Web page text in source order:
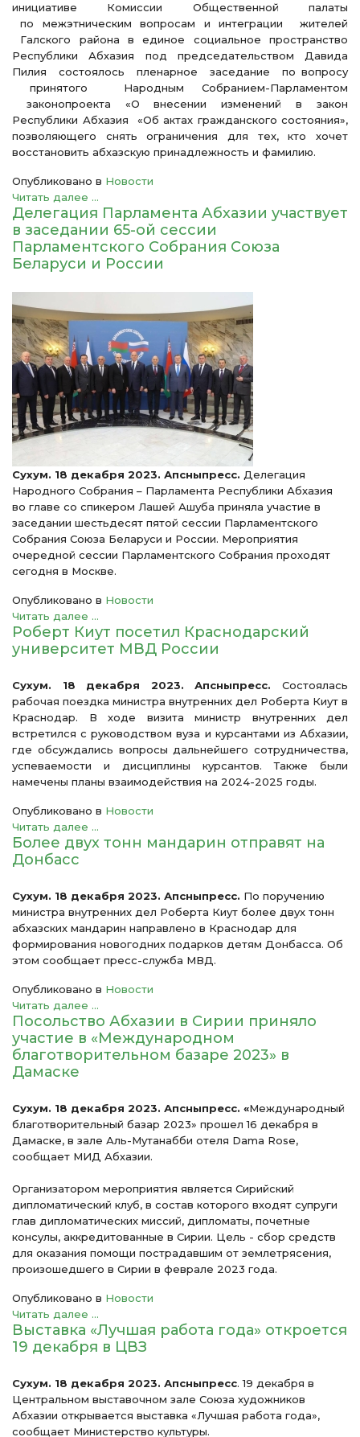
инициативе Комиссии Общественной палаты
по межэтническим вопросам и интеграции жителей
Галского района в единое социальное пространство
Республики Абхазия под председательством Давида
Пилия состоялось пленарное заседание по вопросу
принятого Народным Собранием-Парламентом
законопроекта «О внесении изменений в закон
Республики Абхазия «Об актах гражданского состояния»,
позволяющего снять ограничения для тех, кто хочет
восстановить абхазскую принадлежность и фамилию.
Опубликовано в Новости
Читать далее ...
Делегация Парламента Абхазии участвует
в заседании 65-ой сессии
Парламентского Собрания Союза
Беларуси и России
Сухум. 18 декабря 2023. Апсныпресс. Делегация
Народного Собрания – Парламента Республики Абхазия
во главе со спикером Лашей Ашуба приняла участие в
заседании шестьдесят пятой сессии Парламентского
Собрания Союза Беларуси и России. Мероприятия
очередной сессии Парламентского Собрания проходят
сегодня в Москве.
Опубликовано в Новости
Читать далее ...
Роберт Киут посетил Краснодарский
университет МВД России
Сухум. 18 декабря 2023. Апсныпресс. Состоялась
рабочая поездка министра внутренних дел Роберта Киут в
Краснодар. В ходе визита министр внутренних дел
встретился с руководством вуза и курсантами из Абхазии,
где обсуждались вопросы дальнейшего сотрудничества,
успеваемости и дисциплины курсантов. Также были
намечены планы взаимодействия на 2024-2025 годы.
Опубликовано в Новости
Читать далее ...
Более двух тонн мандарин отправят на
Донбасс
Сухум. 18 декабря 2023. Апсныпресс. По поручению
министра внутренних дел Роберта Киут более двух тонн
абхазских мандарин направлено в Краснодар для
формирования новогодних подарков детям Донбасса. Об
этом сообщает пресс-служба МВД.
Опубликовано в Новости
Читать далее ...
Посольство Абхазии в Сирии приняло
участие в «Международном
благотворительном базаре 2023» в
Дамаске
Сухум. 18 декабря 2023. Апсныпресс. «Международный
благотворительный базар 2023» прошел 16 декабря в
Дамаске, в зале Аль-Мутанабби отеля Dama Rose,
сообщает МИД Абхазии.
Организатором мероприятия является Сирийский
дипломатический клуб, в состав которого входят супруги
глав дипломатических миссий, дипломаты, почетные
консулы, аккредитованные в Сирии. Цель - сбор средств
для оказания помощи пострадавшим от землетрясения,
произошедшего в Сирии в феврале 2023 года.
Опубликовано в Новости
Читать далее ...
Выставка «Лучшая работа года» откроется
19 декабря в ЦВЗ
Сухум. 18 декабря 2023. Апсныпресс. 19 декабря в
Центральном выставочном зале Союза художников
Абхазии открывается выставка «Лучшая работа года»,
сообщает Министерство культуры.